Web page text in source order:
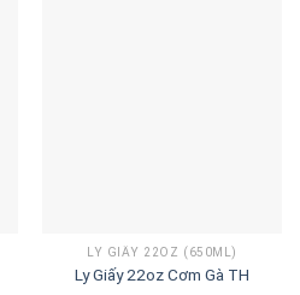
LY GIẤY 22OZ (650ML)
Ly Giấy 22oz Cơm Gà TH